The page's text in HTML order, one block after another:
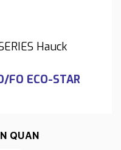
Hauck
FO ECO-STAR
QUAN